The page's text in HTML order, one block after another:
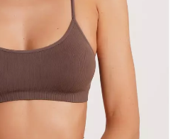
Бесшовные леггинсы
LEGGINGS (черный) Giulia
482 грн. 689 грн.